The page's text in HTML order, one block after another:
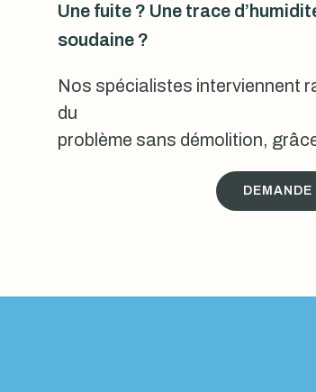
Une fuite ? Une trace
soudaine ?
Nos spécialistes interviennent
du
problème sans démolition,